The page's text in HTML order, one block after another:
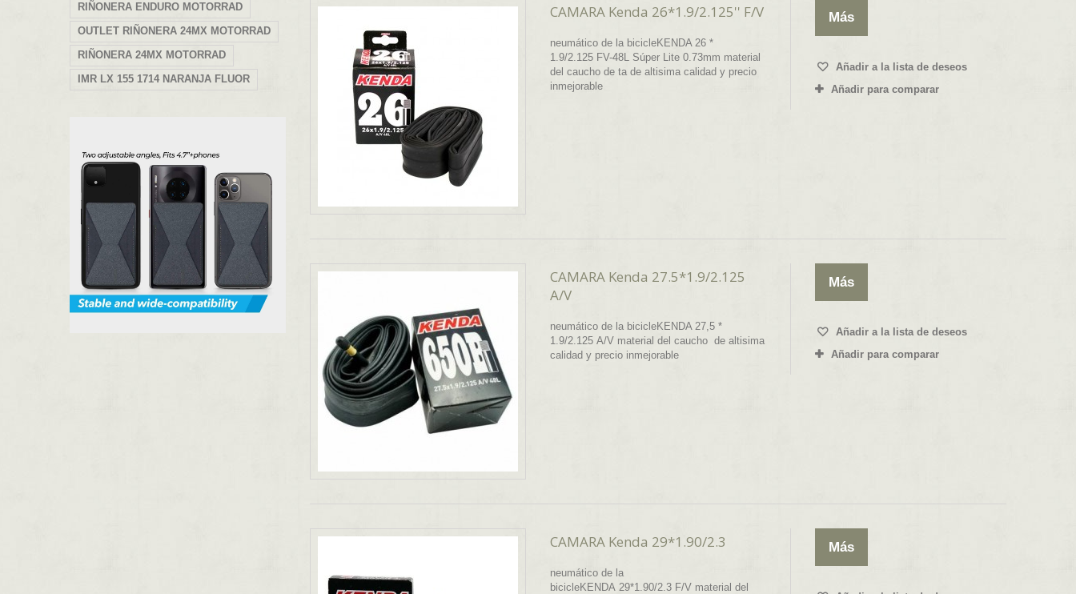
RIÑONERA ENDURO MOTORRAD
OUTLET RIÑONERA 24MX MOTORRAD
RIÑONERA 24MX MOTORRAD
IMR LX 155 1714 NARANJA FLUOR
CAMARA Kenda 26*1.9/2.125'' F/V
neumático de la bicicleKENDA 26 *
1.9/2.125 FV-48L Súper Lite 0.73mm material
del caucho de ta de altisima calidad y precio
inmejorable
Más
Añadir a la lista de deseos
Añadir para comparar
CAMARA Kenda 27.5*1.9/2.125
A/V
neumático de la bicicleKENDA 27,5 *
1.9/2.125 A/V material del caucho de altisima
calidad y precio inmejorable
Más
Añadir a la lista de deseos
Añadir para comparar
CAMARA Kenda 29*1.90/2.3
neumático de la
bicicleKENDA 29*1.90/2.3 F/V material del
Más